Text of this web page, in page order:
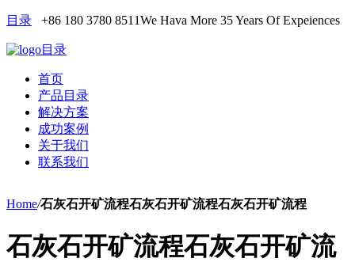
目录 +86 180 3780 8511We Hava More 35 Years Of Expeiences
目录
首页
产品目录
解决方案
成功案例
关于我们
联系我们
Home/石灰石开矿流程石灰石开矿流程石灰石开矿流程
石灰石开矿流程石灰石开矿流